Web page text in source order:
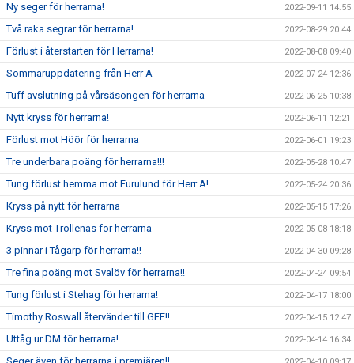
Ny seger för herrarna! 2022-09-11 14:55
Två raka segrar för herrarna! 2022-08-29 20:44
Förlust i återstarten för Herrarna! 2022-08-08 09:40
Sommaruppdatering från Herr A 2022-07-24 12:36
Tuff avslutning på vårsäsongen för herrarna 2022-06-25 10:38
Nytt kryss för herrarna! 2022-06-11 12:21
Förlust mot Höör för herrarna 2022-06-01 19:23
Tre underbara poäng för herrarna!!! 2022-05-28 10:47
Tung förlust hemma mot Furulund för Herr A! 2022-05-24 20:36
Kryss på nytt för herrarna 2022-05-15 17:26
Kryss mot Trollenäs för herrarna 2022-05-08 18:18
3 pinnar i Tågarp för herrarna!! 2022-04-30 09:28
Tre fina poäng mot Svalöv för herrarna!! 2022-04-24 09:54
Tung förlust i Stehag för herrarna! 2022-04-17 18:00
Timothy Roswall återvänder till GFF!! 2022-04-15 12:47
Uttåg ur DM för herrarna! 2022-04-14 16:34